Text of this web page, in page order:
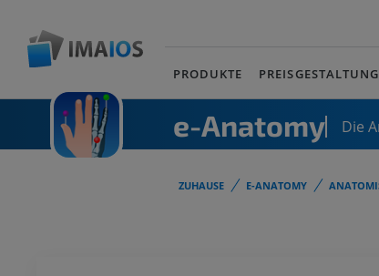
PRODUKTE PREISGESTALTUNG
e-Anatomy Die
ZUHAUSE E-ANATOMY